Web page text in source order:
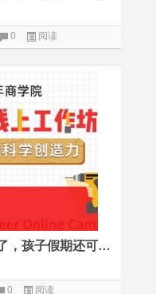
0 阅读
五一再上语数外网课就要疯了，孩子假期还可以这样玩
0 阅读